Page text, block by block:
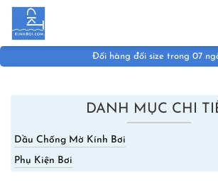
Skip to main content
Đổi hàng đổi size trong 07
DANH MỤC CHI
Dầu Chống Mờ Kính Bơi
Phụ Kiện Bơi